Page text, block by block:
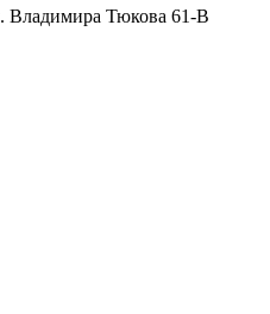
Владимира Тюкова 61-В